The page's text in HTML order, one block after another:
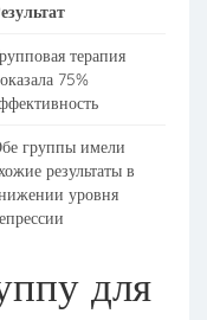
терапия
75%
группы имели
результаты в
уровня
для